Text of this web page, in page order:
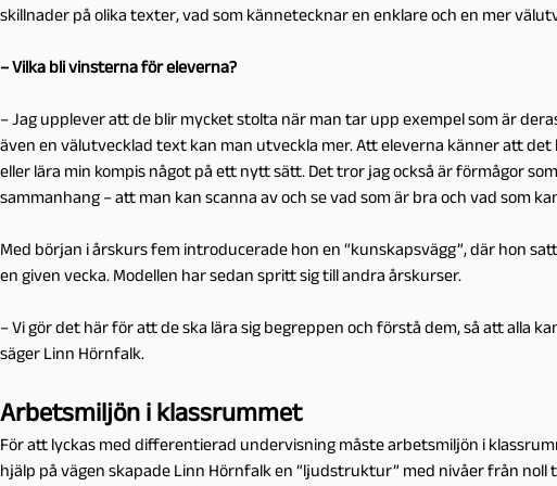
skillnader på olika texter, vad som kännetecknar en enklare och en mer
– Vilka bli vinsterna för eleverna?
– Jag upplever att de blir mycket stolta när man tar upp exempel som är
även en välutvecklad text kan man utveckla mer. Att eleverna känner att
eller lära min kompis något på ett nytt sätt. Det tror jag också är förmågor
sammanhang – att man kan scanna av och se vad som är bra och vad som
Med början i årskurs fem introducerade hon en “kunskapsvägg”, där hon
en given vecka. Modellen har sedan spritt sig till andra årskurser.
– Vi gör det här för att de ska lära sig begreppen och förstå dem, så att alla
säger Linn Hörnfalk.
Arbetsmiljön i klassrummet
För att lyckas med differentierad undervisning måste arbetsmiljön i
hjälp på vägen skapade Linn Hörnfalk en “ljudstruktur” med nivåer från noll